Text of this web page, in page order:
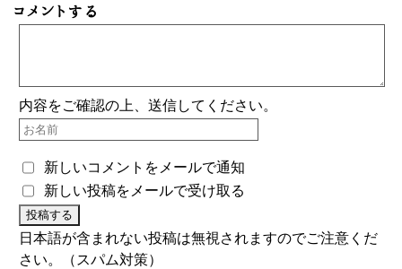
コメントする
内容をご確認の上、送信してください。
新しいコメントをメールで通知
新しい投稿をメールで受け取る
日本語が含まれない投稿は無視されますのでご注意くだ
さい。（スパム対策）